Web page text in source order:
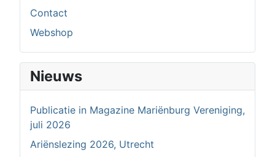
Contact
Webshop
Nieuws
Publicatie in Magazine Mariënburg Vereniging,
juli 2026
Ariënslezing 2026, Utrecht